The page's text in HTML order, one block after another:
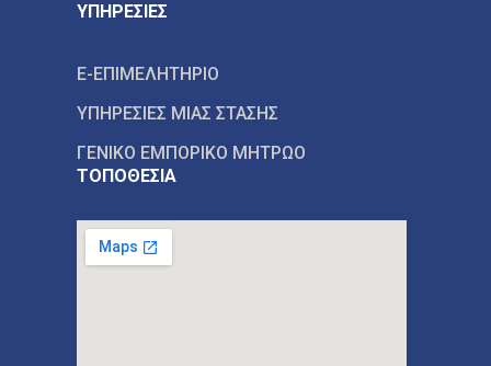
ΥΠΗΡΕΣΙΕΣ
E-ΕΠΙΜΕΛΗΤΗΡΙΟ
ΥΠΗΡΕΣΙΕΣ ΜΙΑΣ ΣΤΑΣΗΣ
ΓΕΝΙΚΟ ΕΜΠΟΡΙΚΟ ΜΗΤΡΩΟ
ΤΟΠΟΘΕΣΙΑ